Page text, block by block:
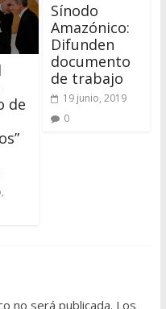
de
Sínodo
Amazónico:
Difunden
documento
de trabajo
19 junio, 2019
0
no será publicada. Los